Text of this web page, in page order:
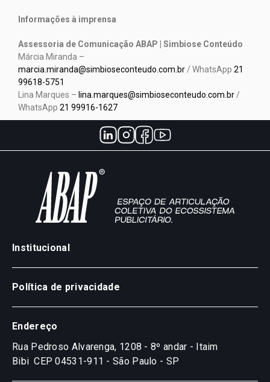
Informações à imprensa
Assessoria de Comunicação ABAP | Simbiose Conteúdo
Márcia Miranda –
marcia.miranda@simbioseconteudo.com.br / WhatsApp 21
99618-5751
Lina Marques – lina.marques@simbioseconteudo.com.br /
WhatsApp 21 99916-1627
Institucional
Política de privacidade
Endereço
Rua Pedroso Alvarenga, 1208 - 8º andar - Itaim
Bibi CEP 04531-911 - São Paulo - SP